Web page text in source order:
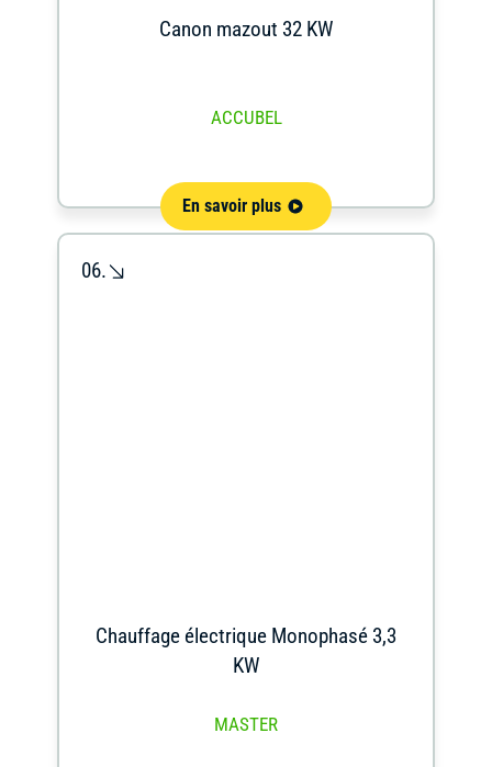
Canon mazout 32 KW
ACCUBEL
En savoir plus
06.
Chauffage électrique Monophasé 3,3
KW
MASTER